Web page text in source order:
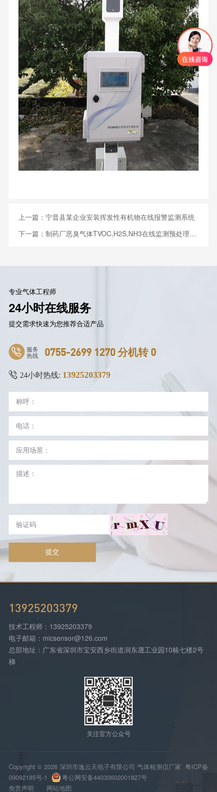
上一篇： 宁晋县某企业安装挥发性有机物在线报警监测系统
下一篇： 制药厂恶臭气体TVOC,H2S,NH3在线监测预处理系统
专业气体工程师
24小时在线服务
提交需求快速为您推荐合适产品
服务
热线 0755-2699 1270 分机转 0
24小时热线: 13925203379
提交
13925203379
技术工程师：13925203379
电子邮箱：micsensor@126.com
总部地址：广东省深圳市宝安西乡街道润东晟工业园10栋七楼2号
梯
关注官方公众号
Copyright © 2026 深圳市逸云天电子有限公司 气体检测仪厂家 粤ICP备
09092185号-1
粤公网安备44030602001827号
免责声明
网站地图